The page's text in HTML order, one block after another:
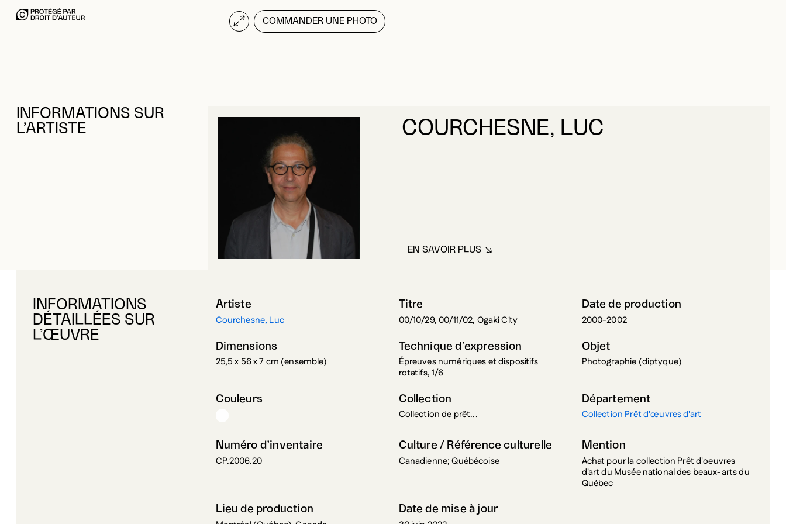
COMMANDER UNE PHOTO
INFORMATIONS SUR
L’ARTISTE
COURCHESNE, LUC
EN SAVOIR PLUSÀ PROPOS DE COURCHESNE, LUC
INFORMATIONS
DÉTAILLÉES SUR
L’ŒUVRE
Artiste
Courchesne, Luc
Titre
00/10/29, 00/11/02, Ogaki City
Date de production
2000-2002
Dimensions
25,5 x 56 x 7 cm (ensemble)
Technique d’expression
Épreuves numériques et dispositifs
rotatifs, 1/6
Objet
Photographie (diptyque)
Couleurs Collection
Collection de prêt...
Département
Collection Prêt d'œuvres d'art
Numéro d’inventaire
CP.2006.20
Culture / Référence culturelle
Canadienne; Québécoise
Mention
Achat pour la collection Prêt d'oeuvres
d'art du Musée national des beaux-arts du
Québec
Lieu de production Date de mise à jour